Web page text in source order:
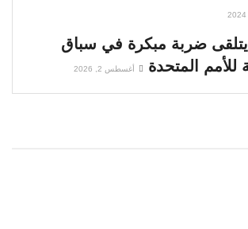
ضربة مبكرة في سباق
للأمم المتحدة
أغسطس 2, 2026